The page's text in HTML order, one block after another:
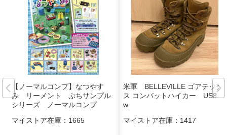
【ノーマルコンプ】なつやす
み リーメント ぷちサンプル
シリーズ ノーマルコンプ
マイストア在庫： 1665
米軍 BELLEVILLE ゴアテック
ス コンバットハイカー US8.5
w
マイストア在庫： 1417